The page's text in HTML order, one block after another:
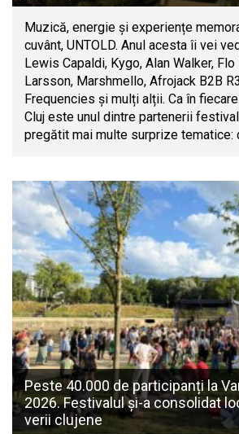
Muzică, energie și experiențe
cuvânt, UNTOLD. Anul acesta îi vei
Lewis Capaldi, Kygo, Alan Walker, Flo
Larsson, Marshmello, Afrojack B2B
Frequencies și mulți alții. Ca în
Cluj este unul dintre partenerii
pregătit mai multe surprize tematice:
Peste 40.000 de participanți la
2026. Festivalul și-a consolidat
verii clujene